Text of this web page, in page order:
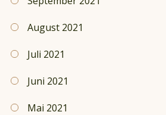
August 2021
Juli 2021
Juni 2021
Mai 2021